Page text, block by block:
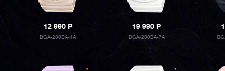
12 990P
BGA-280BA-4A
19 990P
BGA-280BA-7A